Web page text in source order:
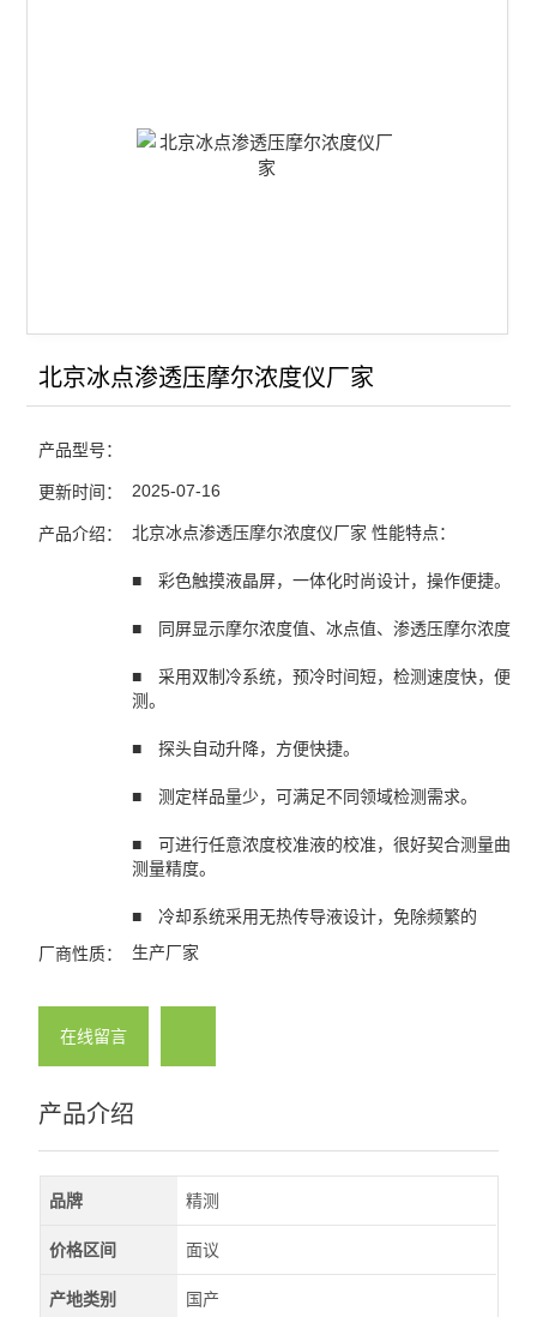
查看全部 >>
北京冰点渗透压摩尔浓度仪厂家
产品型号：
更新时间： 2025-07-16
产品介绍： 北京冰点渗透压摩尔浓度仪厂家 性能特点：
■ 彩色触摸液晶屏，一体化时尚设计，操作便捷。
■ 同屏显示摩尔浓度值、冰点值、渗透压摩尔浓度比
■ 采用双制冷系统，预冷时间短，检测速度快，便于
测。
■ 探头自动升降，方便快捷。
■ 测定样品量少，可满足不同领域检测需求。
■ 可进行任意浓度校准液的校准，很好契合测量曲线
测量精度。
■ 冷却系统采用无热传导液设计，免除频繁的
厂商性质： 生产厂家
在线留言
产品介绍
品牌 精测
价格区间 面议
产地类别 国产